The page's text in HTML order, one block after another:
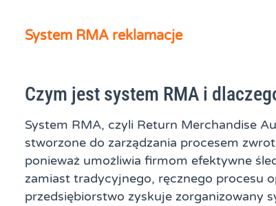
System RMA reklamacje
Czym jest system RMA i
System RMA, czyli Return Merchandise
stworzone do zarządzania procesem
ponieważ umożliwia firmom efektywne
zamiast tradycyjnego, ręcznego procesu
przedsiębiorstwo zyskuje zorganizowany